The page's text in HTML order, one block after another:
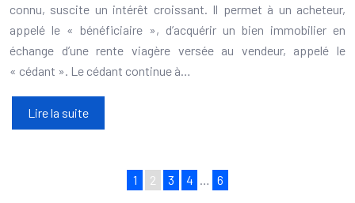
connu, suscite un intérêt croissant. Il permet à un acheteur,
appelé le « bénéficiaire », d’acquérir un bien immobilier en
échange d’une rente viagère versée au vendeur, appelé le
« cédant ». Le cédant continue à…
Lire la suite
1 2 3 4 6